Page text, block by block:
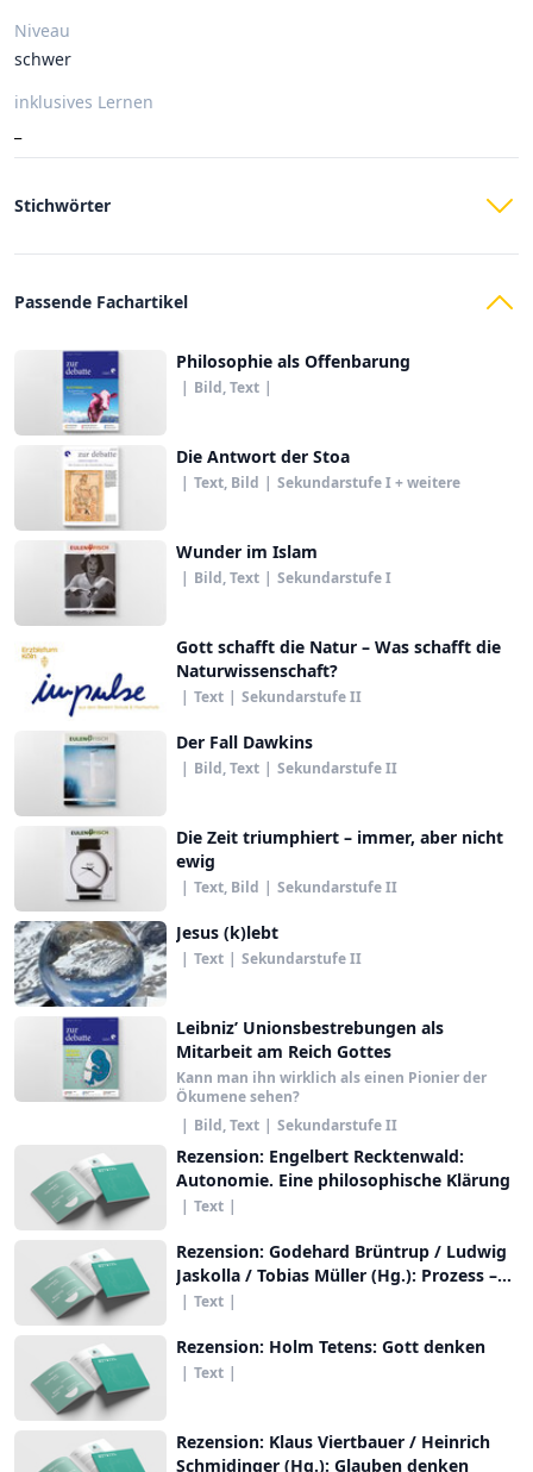
Niveau
schwer
inklusives Lernen
Stichwörter
Passende Fachartikel
Philosophie als Offenbarung
| Bild, Text |
Die Antwort der Stoa
| Text, Bild | Sekundarstufe I + weitere
Wunder im Islam
| Bild, Text | Sekundarstufe I
Gott schafft die Natur – Was schafft die
Naturwissenschaft?
| Text | Sekundarstufe II
Der Fall Dawkins
| Bild, Text | Sekundarstufe II
Die Zeit triumphiert – immer, aber nicht
ewig
| Text, Bild | Sekundarstufe II
Jesus (k)lebt
| Text | Sekundarstufe II
Leibniz’ Unionsbestrebungen als
Mitarbeit am Reich Gottes
Kann man ihn wirklich als einen Pionier der
Ökumene sehen?
| Bild, Text | Sekundarstufe II
Rezension: Engelbert Recktenwald:
Autonomie. Eine philosophische Klärung
| Text |
Rezension: Godehard Brüntrup / Ludwig
Jaskolla / Tobias Müller (Hg.): Prozess –
Religion – Gott
| Text |
Rezension: Holm Tetens: Gott denken
| Text |
Rezension: Klaus Viertbauer / Heinrich
Schmidinger (Hg.): Glauben denken